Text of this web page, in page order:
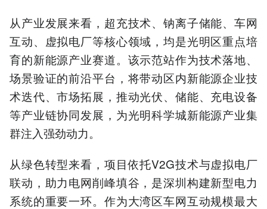
从产业发展来看，超充技术、钠离子储能、车网
互动、虚拟电厂等核心领域，均是光明区重点培
育的新能源产业赛道。该示范站作为技术落地、
场景验证的前沿平台，将带动区内新能源企业技
术迭代、市场拓展，推动光伏、储能、充电设备
等产业链协同发展，为光明科学城新能源产业集
群注入强劲动力。
从绿色转型来看，项目依托V2G技术与虚拟电厂
联动，助力电网削峰填谷，是深圳构建新型电力
系统的重要一环。作为大湾区车网互动规模最大